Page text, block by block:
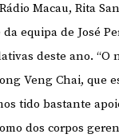
Macau, Rita
equipa de José
deste ano. “O
Veng Chai, que
tido bastante
dos corpos